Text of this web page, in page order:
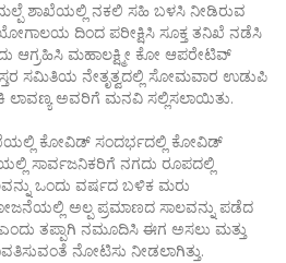
ಮಲ್ಪೆ ಶಾಖೆಯಲ್ಲಿ ನಕಲಿ ಸಹಿ ಬಳಸಿ ನೀಡಿರುವ
ದಿಂದ ಪರೀಕ್ಷಿಸಿ ಸೂಕ್ತ ತನಿಖೆ ನಡೆಸಿ
ಆಗ್ರಹಿಸಿ ಮಹಾಲಕ್ಷ್ಮೀ ಕೋ ಆಪರೇಟಿವ್
ಸಮಿತಿಯ ನೇತೃತ್ವದಲ್ಲಿ ಸೋಮವಾರ ಉಡುಪಿ
ಅವರಿಗೆ ಮನವಿ ಸಲ್ಲಿಸಲಾಯಿತು.
ಕೋವಿಡ್ ಸಂದರ್ಭದಲ್ಲಿ ಕೋವಿಡ್
ಸಾರ್ವಜನಿಕರಿಗೆ ನಗದು ರೂಪದಲ್ಲಿ
ಒಂದು ವರ್ಷದ ಬಳಿಕ ಮರು
ಅಲ್ಪ ಪ್ರಮಾಣದ ಸಾಲವನ್ನು ಪಡೆದ
ಎಂದು ತಪ್ಪಾಗಿ ನಮೂದಿಸಿ ಈಗ ಅಸಲು ಮತ್ತು
ನೋಟಿಸು ನೀಡಲಾಗಿತ್ತು.